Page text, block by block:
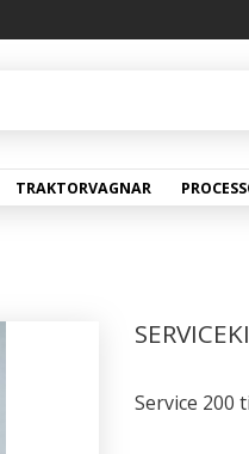
TRAKTORVAGNAR
Service 200